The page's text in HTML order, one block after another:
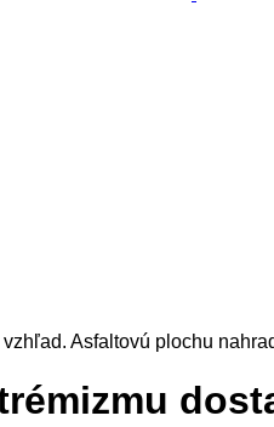
Asfaltovú plochu